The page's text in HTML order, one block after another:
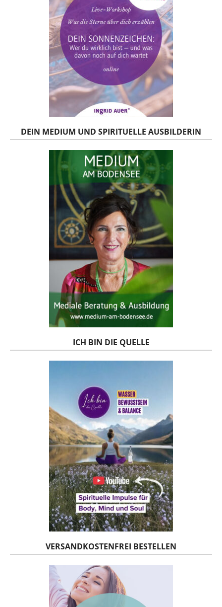
DEIN MEDIUM UND SPIRITUELLE AUSBILDERIN
ICH BIN DIE QUELLE
VERSANDKOSTENFREI BESTELLEN